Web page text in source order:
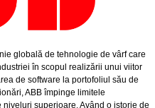
globală de tehnologie de vârf care
în scopul realizării unui viitor
de software la portofoliul său de
ABB împinge limitele
superioare. Având o istorie de